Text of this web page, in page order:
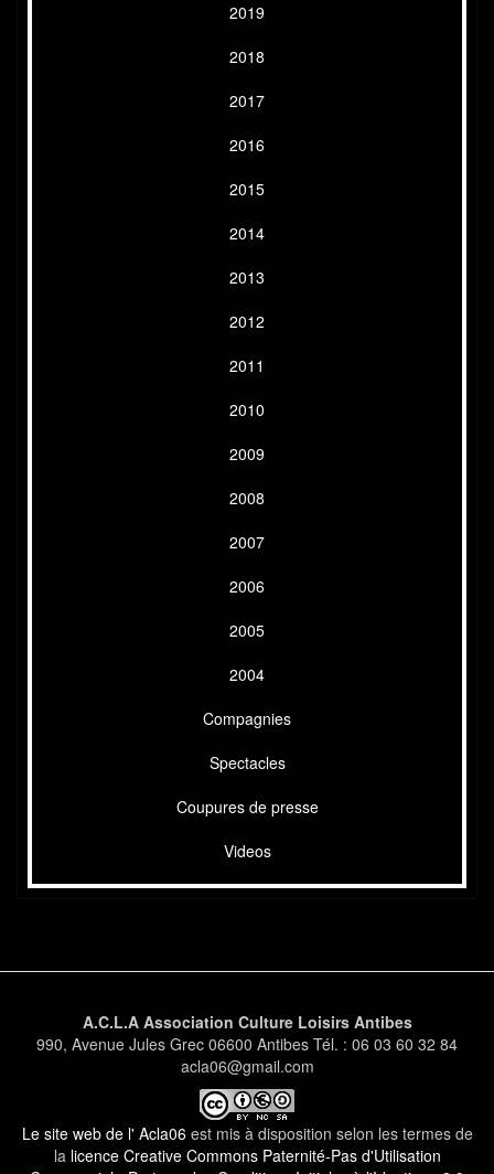
2019
2018
2017
2016
2015
2014
2013
2012
2011
2010
2009
2008
2007
2006
2005
2004
Compagnies
Spectacles
Coupures de presse
Videos
A.C.L.A Association Culture Loisirs Antibes
990, Avenue Jules Grec 06600 Antibes Tél. : 06 03 60 32 84
acla06@gmail.com
Le site web de l' Acla06est mis à disposition selon les termes de
la licence Creative Commons Paternité-Pas d'Utilisation